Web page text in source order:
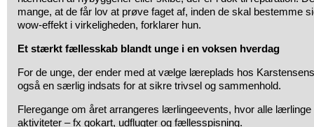
mange, at de får lov at prøve faget af, inden de skal bestemme
wow-effekt i virkeligheden, forklarer hun.
Et stærkt fællesskab blandt unge i en voksen hverdag
For de unge, der ender med at vælge læreplads hos
også en særlig indsats for at sikre trivsel og sammenhold.
Fleregange om året arrangeres lærlingeevents, hvor alle lærlinge
aktiviteter – fx gokart, udflugter og fællesspisning.